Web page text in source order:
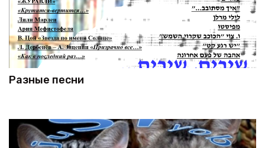
Разные песни